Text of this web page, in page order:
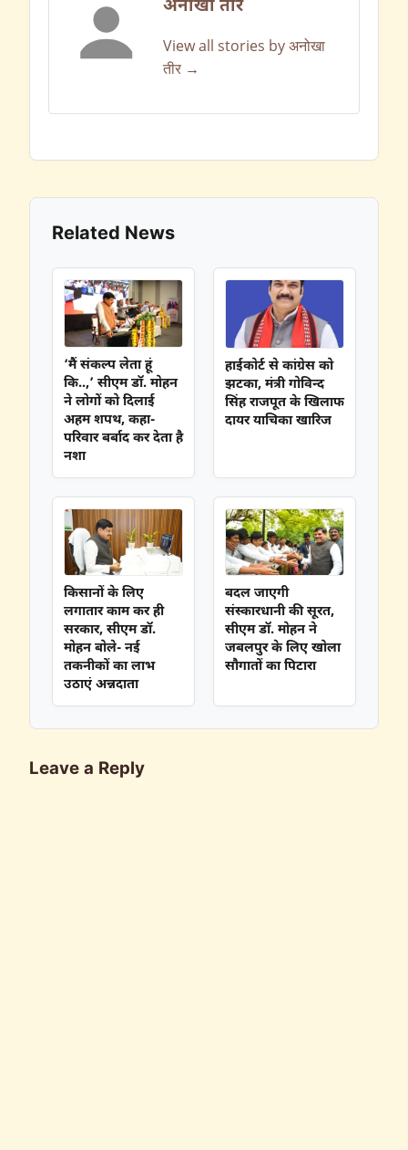
अनोखा तीर
View all stories by अनोखा
तीर →
Related News
‘मैं संकल्प लेता हूं
कि..,’ सीएम डॉ. मोहन
ने लोगों को दिलाई
अहम शपथ, कहा-
परिवार बर्बाद कर देता है
नशा
हाईकोर्ट से कांग्रेस को
झटका, मंत्री गोविन्द
सिंह राजपूत के खिलाफ
दायर याचिका खारिज
किसानों के लिए
लगातार काम कर ही
सरकार, सीएम डॉ.
मोहन बोले- नई
तकनीकों का लाभ
उठाएं अन्नदाता
बदल जाएगी
संस्कारधानी की सूरत,
सीएम डॉ. मोहन ने
जबलपुर के लिए खोला
सौगातों का पिटारा
Leave a Reply